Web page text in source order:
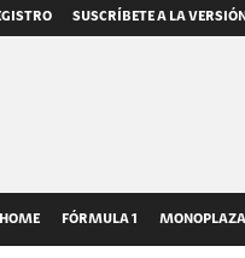
SUSCRÍBETE A LA
HOME FÓRMULA 1